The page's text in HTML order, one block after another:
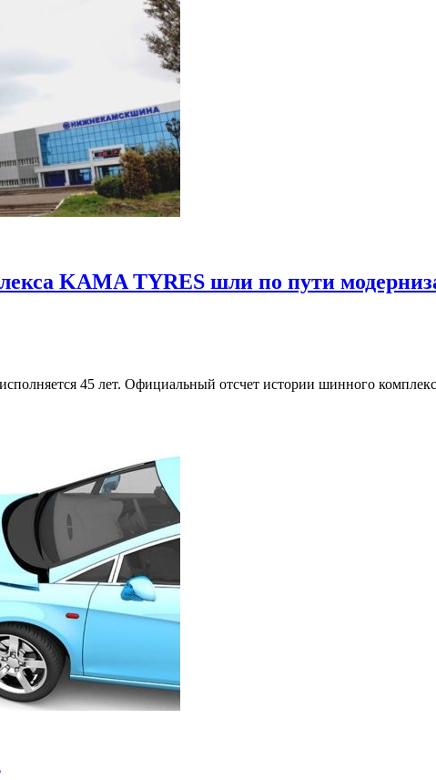
KAMA TYRES шли по пути
45 лет. Официальный отсчет истории шинного